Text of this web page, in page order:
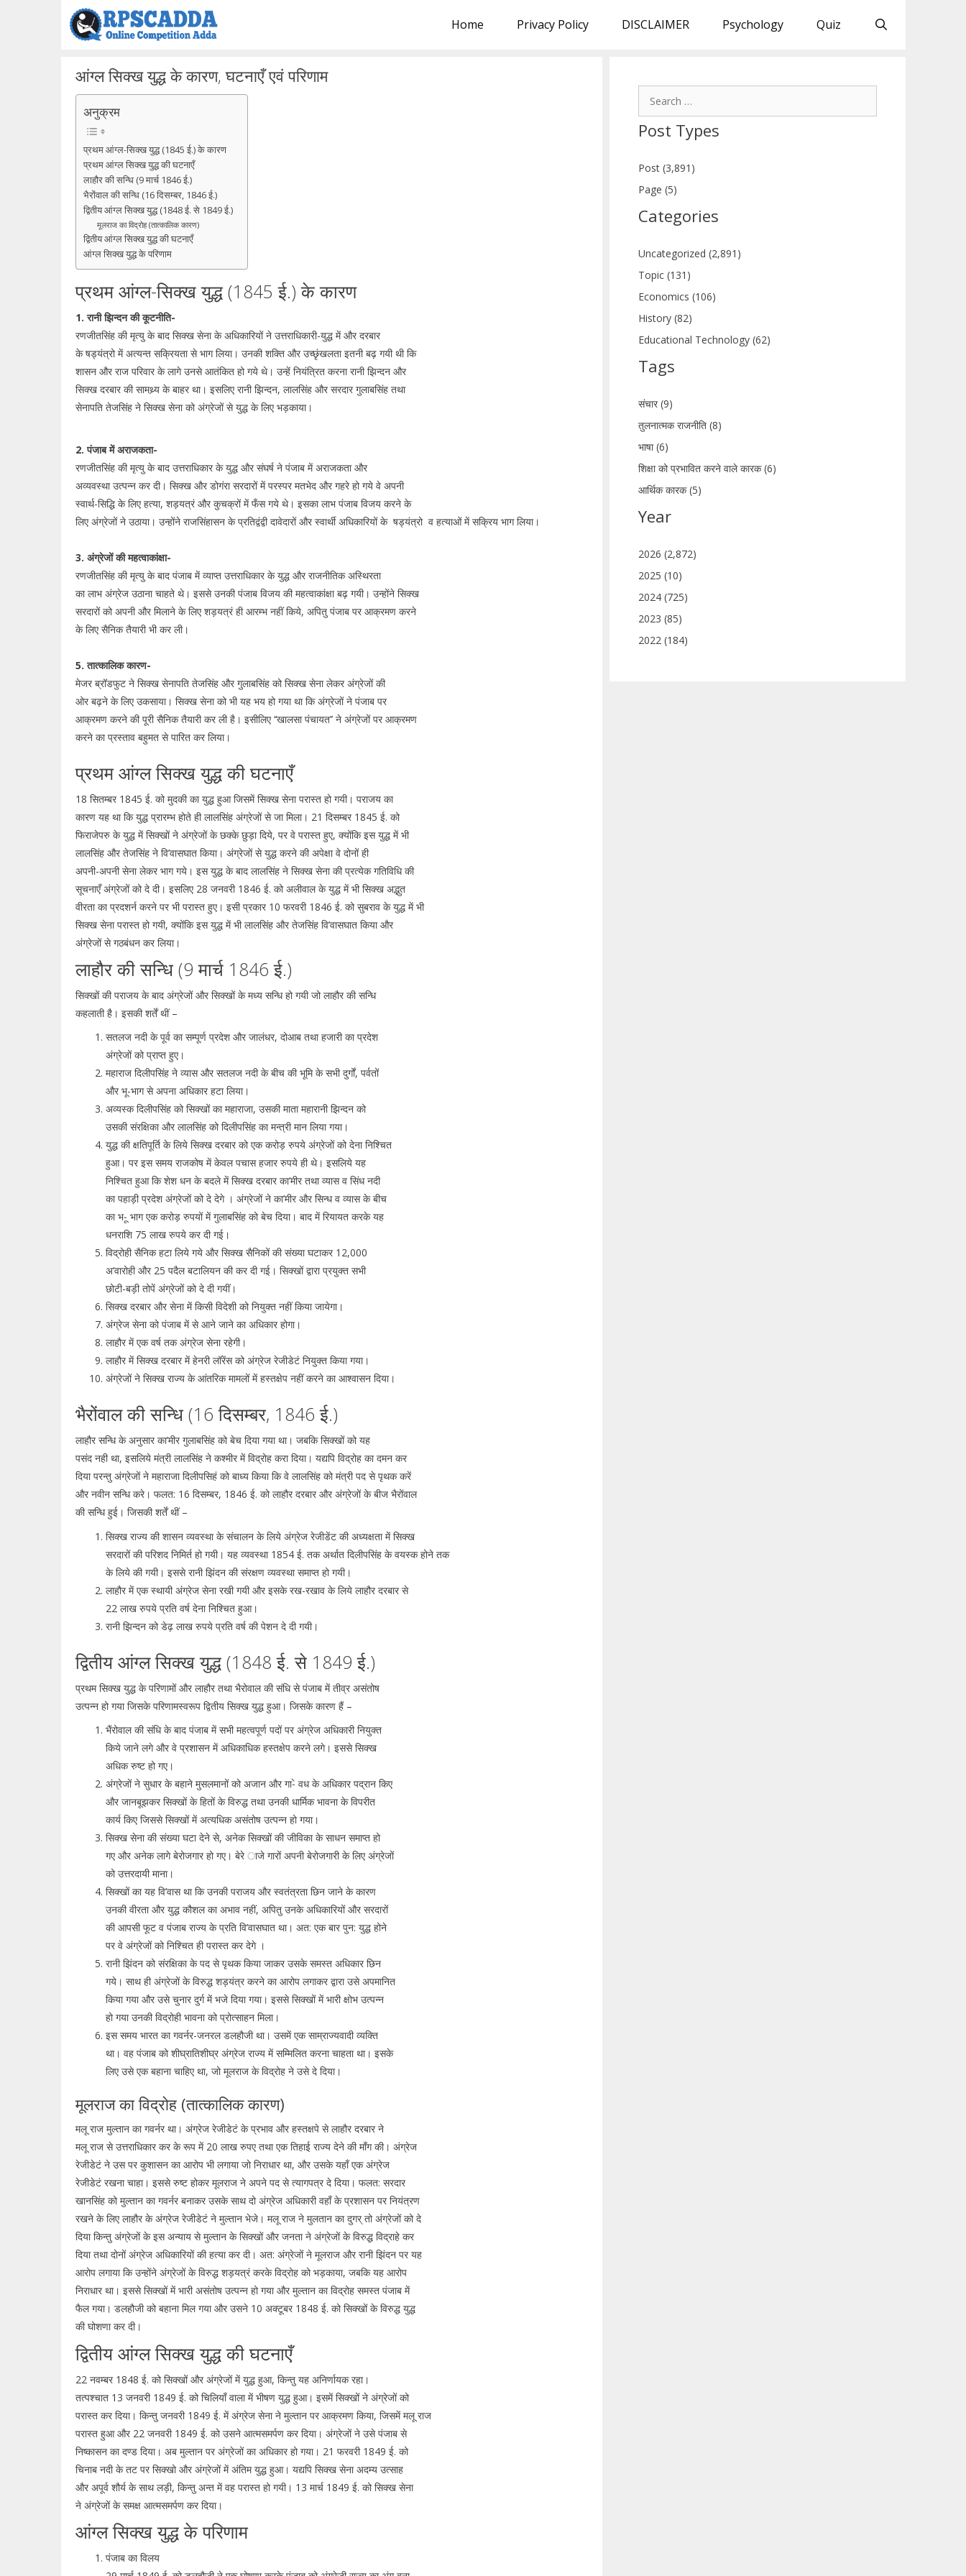
Home Privacy Policy DISCLAIMER Psychology Quiz
आंग्ल सिक्ख युद्ध के कारण, घटनाएँ एवं परिणाम
अनुक्रम
प्रथम आंग्ल-सिक्ख युद्ध (1845 ई.) के कारण
प्रथम आंग्ल सिक्ख युद्ध की घटनाएँ
लाहौर की सन्धि (9 मार्च 1846 ई.)
भैरोंवाल की सन्धि (16 दिसम्बर, 1846 ई.)
द्वितीय आंग्ल सिक्ख युद्ध (1848 ई. से 1849 ई.)
मूलराज का विद्रोह (तात्कालिक कारण)
द्वितीय आंग्ल सिक्ख युद्ध की घटनाएँ
आंग्ल सिक्ख युद्ध के परिणाम
प्रथम आंग्ल-सिक्ख युद्ध (1845 ई.) के कारण
1. रानी झिन्दन की कूटनीति-
रणजीतसिंह की मृत्यु के बाद सिक्ख सेना के अधिकारियों ने उत्तराधिकारी-युद्ध में और दरबार
के षड्यंत्रो में अत्यन्त सक्रियता से भाग लिया। उनकी शक्ति और उच्छृंखलता इतनी बढ़ गयी थी कि
शासन और राज परिवार के लागे उनसे आतंकित हो गये थे। उन्हें नियंत्रित करना रानी झिन्दन और
सिक्ख दरबार की सामथ्र्य के बाहर था। इसलिए रानी झिन्दन, लालसिंह और सरदार गुलाबसिंह तथा
सेनापति तेजसिंह ने सिक्ख सेना को अंग्रेजों से युद्ध के लिए भड़काया।
2. पंजाब में अराजकता-
रणजीतसिंह की मृत्यु के बाद उत्तराधिकार के युद्ध और संघर्ष ने पंजाब में अराजकता और
अव्यवस्था उत्पन्न कर दी। सिक्ख और डोगंरा सरदारों में परस्पर मतभेद और गहरे हो गये वे अपनी
स्वार्थ-सिद्धि के लिए हत्या, शड़यत्रं और कुचक्रों में फँस गये थे। इसका लाभ पंजाब विजय करने के
लिए अंग्रेजों ने उठाया। उन्होंने राजसिंहासन के प्रतिद्वंद्वी दावेदारों और स्वार्थी अधिकारियों के षड्यंत्रो व हत्याओं में सक्रिय भाग लिया।
3. अंग्रेजों की महत्वाकांक्षा-
रणजीतसिंह की मृत्यु के बाद पंजाब में व्याप्त उत्तराधिकार के युद्ध और राजनीतिक अस्थिरता
का लाभ अंग्रेज उठाना चाहते थे। इससे उनकी पंजाब विजय की महत्वाकांक्षा बढ़ गयी। उन्होंने सिक्ख
सरदारों को अपनी और मिलाने के लिए शड़यत्रं ही आरम्भ नहीं किये, अपितु पंजाब पर आक्रमण करने
के लिए सैनिक तैयारी भी कर ली।
5. तात्कालिक कारण-
मेजर ब्रॉडफुट ने सिक्ख सेनापति तेजसिंह और गुलाबसिंह को सिक्ख सेना लेकर अंग्रेजों की
ओर बढ़ने के लिए उकसाया। सिक्ख सेना को भी यह भय हो गया था कि अंग्रेजों ने पंजाब पर
आक्रमण करने की पूरी सैनिक तैयारी कर ली है। इसीलिए ‘‘खालसा पंचायत’’ ने अंग्रेजों पर आक्रमण
करने का प्रस्ताव बहुमत से पारित कर लिया।
प्रथम आंग्ल सिक्ख युद्ध की घटनाएँ
18 सितम्बर 1845 ई. को मुदकी का युद्ध हुआ जिसमें सिक्ख सेना परास्त हो गयी। पराजय का
कारण यह था कि युद्ध प्रारम्भ होते ही लालसिंह अंग्रेजों से जा मिला। 21 दिसम्बर 1845 ई. को
फिराजेपरु के युद्ध में सिक्खों ने अंग्रेजों के छक्के छुड़ा दिये, पर वे परास्त हुए, क्योंकि इस युद्ध में भी
लालसिंह और तेजसिंह ने वि’वासघात किया। अंग्रेजों से युद्ध करने की अपेक्षा वे दोनों ही
अपनी-अपनी सेना लेकर भाग गये। इस युद्ध के बाद लालसिंह ने सिक्ख सेना की प्रत्येक गतिविधि की
सूचनाएँ अंग्रेजों को दे दी। इसलिए 28 जनवरी 1846 ई. को अलीवाल के युद्ध में भी सिक्ख अद्भुत
वीरता का प्रदशर्न करने पर भी परास्त हुए। इसी प्रकार 10 फरवरी 1846 ई. को सुबराव के युद्ध में भी
सिक्ख सेना परास्त हो गयी, क्योंकि इस युद्ध में भी लालसिंह और तेजसिंह वि’वासघात किया और
अंग्रेजों से गठबंधन कर लिया।
लाहौर की सन्धि (9 मार्च 1846 ई.)
सिक्खों की पराजय के बाद अंग्रेजों और सिक्खों के मध्य सन्धि हो गयी जो लाहौर की सन्धि
कहलाती है। इसकी शर्तें थीं –
सतलज नदी के पूर्व का सम्पूर्ण प्रदेश और जालंधर, दोआब तथा हजारी का प्रदेश
अंग्रेजों को प्राप्त हुए।
महाराज दिलीपसिंह ने व्यास और सतलज नदी के बीच की भूमि के सभी दुर्गों, पर्वतों
और भू-भाग से अपना अधिकार हटा लिया।
अव्यस्क दिलीपसिंह को सिक्खों का महाराजा, उसकी माता महारानी झिन्दन को
उसकी संरक्षिका और लालसिंह को दिलीपसिंह का मन्त्री मान लिया गया।
युद्ध की क्षतिपूर्ति के लिये सिक्ख दरबार को एक करोड़ रुपये अंग्रेजों को देना निश्चित
हुआ। पर इस समय राजकोष में केवल पचास हजार रुपये ही थे। इसलिये यह
निश्चित हुआ कि शेश धन के बदले में सिक्ख दरबार का’मीर तथा व्यास व सिंध नदी
का पहाड़ी प्रदेश अंग्रेजों को दे देगे । अंग्रेजों ने का’मीर और सिन्ध व व्यास के बीच
का भ-ू भाग एक करोड़ रुपयों में गुलाबसिंह को बेच दिया। बाद में रियायत करके यह
धनराशि 75 लाख रुपये कर दी गई।
विद्रोही सैनिक हटा लिये गये और सिक्ख सैनिकों की संख्या घटाकर 12,000
अ’वारोही और 25 पदैल बटालियन की कर दी गई। सिक्खों द्वारा प्रयुक्त सभी
छोटी-बड़ी तोपें अंग्रेजों को दे दी गयीं।
सिक्ख दरबार और सेना में किसी विदेशी को नियुक्त नहीं किया जायेगा।
अंग्रेज सेना को पंजाब में से आने जाने का अधिकार होगा।
लाहौर में एक वर्ष तक अंग्रेज सेना रहेगी।
लाहौर में सिक्ख दरबार में हेनरी लॉरेंस को अंग्रेज रेजीडेटं नियुक्त किया गया।
अंग्रेजों ने सिक्ख राज्य के आंतरिक मामलों में हस्तक्षेप नहीं करने का आश्वासन दिया।
भैरोंवाल की सन्धि (16 दिसम्बर, 1846 ई.)
लाहौर सन्धि के अनुसार का’मीर गुलाबसिंह को बेच दिया गया था। जबकि सिक्खों को यह
पसंद नही था, इसलिये मंत्री लालसिंह ने कश्मीर में विद्रोह करा दिया। यद्यपि विद्रोह का दमन कर
दिया परन्तु अंग्रेजों ने महाराजा दिलीपसिहं को बाध्य किया कि वे लालसिंह को मंत्री पद से पृथक करें
और नवीन सन्धि करे। फलत: 16 दिसम्बर, 1846 ई. को लाहौर दरबार और अंग्रेजों के बीज भैरोंवाल
की सन्धि हुई। जिसकी शर्तें थीं –
सिक्ख राज्य की शासन व्यवस्था के संचालन के लिये अंग्रेज रेजीडेंट की अध्यक्षता में सिक्ख
सरदारों की परिशद निमिर्त हो गयी। यह व्यवस्था 1854 ई. तक अर्थात दिलीपसिंह के वयस्क होने तक
के लिये की गयी। इससे रानी झिंदन की संरक्षण व्यवस्था समाप्त हो गयी।
लाहौर में एक स्थायी अंग्रेज सेना रखी गयी और इसके रख-रखाव के लिये लाहौर दरबार से
22 लाख रुपये प्रति वर्ष देना निश्चित हुआ।
रानी झिन्दन को डेढ़ लाख रुपये प्रति वर्ष की पेशन दे दी गयी।
द्वितीय आंग्ल सिक्ख युद्ध (1848 ई. से 1849 ई.)
प्रथम सिक्ख युद्ध के परिणामों और लाहौर तथा भैरोवाल की संधि से पंजाब में तीव्र असंतोष
उत्पन्न हो गया जिसके परिणामस्वरूप द्वितीय सिक्ख युद्ध हुआ। जिसके कारण हैं –
भैंरोवाल की संधि के बाद पंजाब में सभी महत्वपूर्ण पदों पर अंग्रेज अधिकारी नियुक्त
किये जाने लगे और वे प्रशासन में अधिकाधिक हस्तक्षेप करने लगे। इससे सिक्ख
अधिक रुष्ट हो गए।
अंग्रेजों ने सुधार के बहाने मुसलमानों को अजान और गा-े वध के अधिकार पद्रान किए
और जानबूझकर सिक्खों के हितों के विरुद्ध तथा उनकी धार्मिक भावना के विपरीत
कार्य किए जिससे सिक्खों में अत्यधिक असंतोष उत्पन्न हो गया।
सिक्ख सेना की संख्या घटा देने से, अनेक सिक्खों की जीविका के साधन समाप्त हो
गए और अनेक लागे बेरोजगार हो गए। बेरे ाजे गारों अपनी बेरोजगारी के लिए अंग्रेजों
को उत्तरदायी माना।
सिक्खों का यह वि’वास था कि उनकी पराजय और स्वतंत्रता छिन जाने के कारण
उनकी वीरता और युद्ध कौशल का अभाव नहीं, अपितु उनके अधिकारियों और सरदारों
की आपसी फूट व पंजाब राज्य के प्रति वि’वासघात था। अत: एक बार पुन: युद्ध होने
पर वे अंग्रेजों को निश्चित ही परास्त कर देगे ।
रानी झिंदन को संरक्षिका के पद से पृथक किया जाकर उसके समस्त अधिकार छिन
गये। साथ ही अंग्रेजों के विरुद्ध शड़यंत्र करने का आरोप लगाकर द्वारा उसे अपमानित
किया गया और उसे चुनार दुर्ग में भजे दिया गया। इससे सिक्खों में भारी क्षोभ उत्पन्न
हो गया उनकी विद्रोही भावना को प्रोत्साहन मिला।
इस समय भारत का गवर्नर-जनरल डलहौजी था। उसमें एक साम्राज्यवादी व्यक्ति
था। वह पंजाब को शीघ्रातिशीघ्र अंग्रेज राज्य में सम्मिलित करना चाहता था। इसके
लिए उसे एक बहाना चाहिए था, जो मूलराज के विद्रोह ने उसे दे दिया।
मूलराज का विद्रोह (तात्कालिक कारण)
मलू राज मुल्तान का गवर्नर था। अंग्रेज रेजीडेटं के प्रभाव और हस्तक्षपे से लाहौर दरबार ने
मलू राज से उत्तराधिकार कर के रूप में 20 लाख रुपए तथा एक तिहाई राज्य देने की माँग की। अंग्रेज
रेजीडेटं ने उस पर कुशासन का आरोप भी लगाया जो निराधार था, और उसके यहाँ एक अंग्रेज
रेजीडेटं रखना चाहा। इससे रुष्ट होकर मूलराज ने अपने पद से त्यागपत्र दे दिया। फलत: सरदार
खानसिंह को मुल्तान का गवर्नर बनाकर उसके साथ दो अंग्रेज अधिकारी वहाँ के प्रशासन पर नियंत्रण
रखने के लिए लाहौर के अंग्रेज रेजीडेटं ने मुल्तान भेजे। मलू राज ने मुलतान का दुगर् तो अंग्रेजों को दे
दिया किन्तु अंग्रेजों के इस अन्याय से मुल्तान के सिक्खों और जनता ने अंग्रेजों के विरुद्ध विद्राहे कर
दिया तथा दोनों अंग्रेज अधिकारियों की हत्या कर दी। अत: अंग्रेजों ने मूलराज और रानी झिंदन पर यह
आरोप लगाया कि उन्होंने अंग्रेजों के विरुद्ध शड़यत्रं करके विद्रोह को भड़काया, जबकि यह आरोप
निराधार था। इससे सिक्खों में भारी असंतोष उत्पन्न हो गया और मुल्तान का विद्रोह समस्त पंजाब में
फैल गया। डलहौजी को बहाना मिल गया और उसने 10 अक्टूबर 1848 ई. को सिक्खों के विरुद्ध युद्ध
की घोशणा कर दी।
द्वितीय आंग्ल सिक्ख युद्ध की घटनाएँ
22 नवम्बर 1848 ई. को सिक्खों और अंग्रेजों में युद्ध हुआ, किन्तु यह अनिर्णायक रहा।
तत्पश्चात 13 जनवरी 1849 ई. को चिलियाँ वाला में भीषण युद्ध हुआ। इसमें सिक्खों ने अंग्रेजों को
परास्त कर दिया। किन्तु जनवरी 1849 ई. में अंग्रेज सेना ने मुल्तान पर आक्रमण किया, जिसमें मलू राज
परास्त हुआ और 22 जनवरी 1849 ई. को उसने आत्मसमर्पण कर दिया। अंग्रेजों ने उसे पंजाब से
निष्कासन का दण्ड दिया। अब मुल्तान पर अंग्रेजों का अधिकार हो गया। 21 फरवरी 1849 ई. को
चिनाब नदी के तट पर सिक्खो और अंग्रेजों में अंतिम युद्ध हुआ। यद्यपि सिक्ख सेना अदम्य उत्साह
और अपूर्व शौर्य के साथ लड़ी, किन्तु अन्त में वह परास्त हो गयी। 13 मार्च 1849 ई. को सिक्ख सेना
ने अंग्रेजों के समक्ष आत्मसमर्पण कर दिया।
आंग्ल सिक्ख युद्ध के परिणाम
पंजाब का विलय
Post Types
Post (3,891)
Page (5)
Categories
Uncategorized (2,891)
Topic (131)
Economics (106)
History (82)
Educational Technology (62)
Tags
संचार (9)
तुलनात्मक राजनीति (8)
भाषा (6)
शिक्षा को प्रभावित करने वाले कारक (6)
आर्थिक कारक (5)
Year
2026 (2,872)
2025 (10)
2024 (725)
2023 (85)
2022 (184)